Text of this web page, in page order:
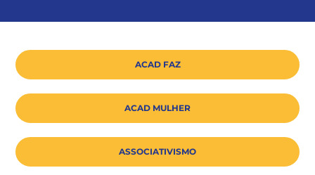
ACAD FAZ
ACAD MULHER
ASSOCIATIVISMO